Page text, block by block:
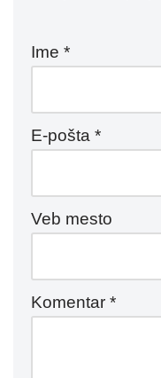
Ime *
E-pošta *
Veb mesto
Komentar *